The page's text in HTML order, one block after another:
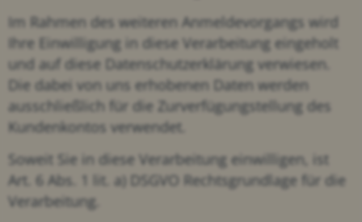
Im Rahmen des weiteren Anmeldevorgangs wird
Ihre Einwilligung in diese Verarbeitung eingeholt
und auf diese Datenschutzerklärung verwiesen.
Die dabei von uns erhobenen Daten werden
ausschließlich für die Zurverfügungstellung des
Kundenkontos verwendet.
Soweit Sie in diese Verarbeitung einwilligen, ist
Art. 6 Abs. 1 lit. a) DSGVO Rechtsgrundlage für die
Verarbeitung.